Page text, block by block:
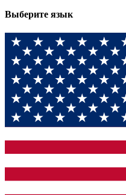
Выберите язык